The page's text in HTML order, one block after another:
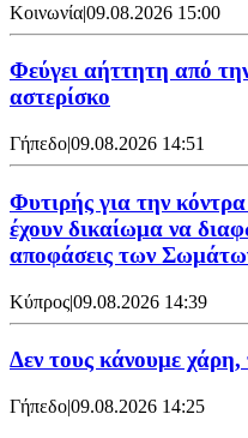
Κοινωνία|09.08.2026 15:00
Φεύγει αήττητη από
αστερίσκο
Γήπεδο|09.08.2026 14:51
Φυτιρής για την
έχουν δικαίωμα να
αποφάσεις των
Κύπρος|09.08.2026 14:39
Δεν τους κάνουμε χάρη,
Γήπεδο|09.08.2026 14:25